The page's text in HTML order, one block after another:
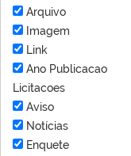
Arquivo
Imagem
Link
Ano Publicacao
Licitacoes
Aviso
Notícias
Enquete